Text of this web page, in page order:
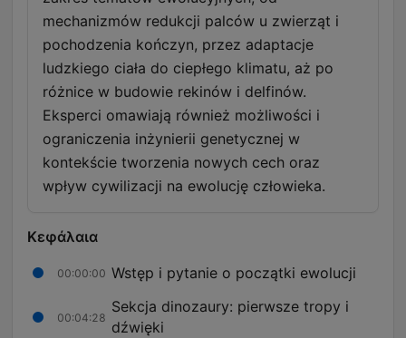
mechanizmów redukcji palców u zwierząt i
pochodzenia kończyn, przez adaptacje
ludzkiego ciała do ciepłego klimatu, aż po
różnice w budowie rekinów i delfinów.
Eksperci omawiają również możliwości i
ograniczenia inżynierii genetycznej w
kontekście tworzenia nowych cech oraz
wpływ cywilizacji na ewolucję człowieka.
Κεφάλαια
00:00:00 Wstęp i pytanie o początki ewolucji
00:04:28
Sekcja dinozaury: pierwsze tropy i
dźwięki